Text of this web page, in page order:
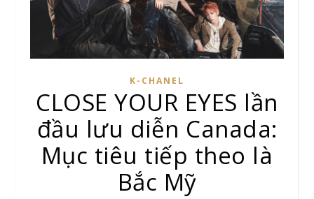
K-CHANEL
CLOSE YOUR EYES lần
đầu lưu diễn Canada:
Mục tiêu tiếp theo là
Bắc Mỹ